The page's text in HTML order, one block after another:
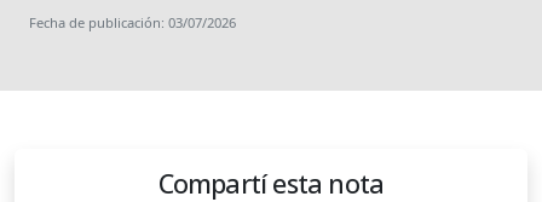
Fecha de publicación: 03/07/2026
Compartí esta nota